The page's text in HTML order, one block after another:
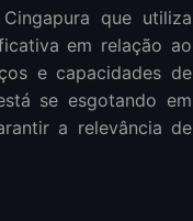
que utiliza
em relação ao
e capacidades de
se esgotando em
a relevância de